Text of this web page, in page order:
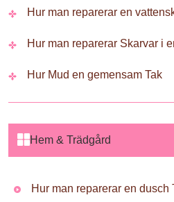
Hur man reparerar en
Hur man reparerar Skarvar i
Hur Mud en gemensam Tak
Hem & Trädgård
Hur man reparerar en dusch